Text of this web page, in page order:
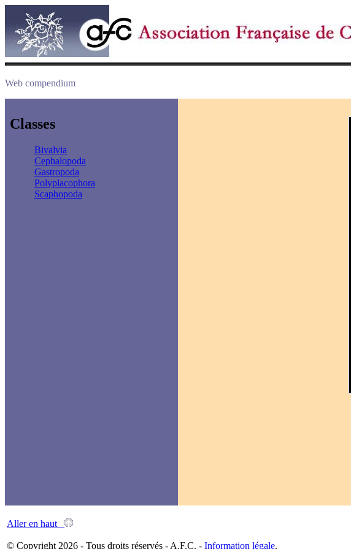
Web compendium
Classes
Bivalvia
Cephalopoda
Gastropoda
Polyplacophora
Scaphopoda
Aller en haut
© Copyright 2026 - Tous droits réservés - A.F.C. - Information légale.